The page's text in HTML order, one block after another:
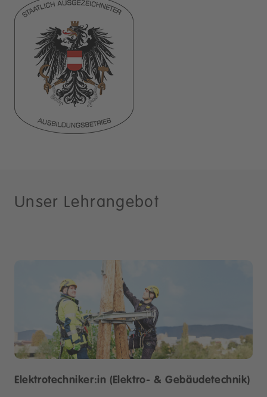
Unser Lehrangebot
Elektrotechniker:in (Elektro- & Gebäudetechnik)